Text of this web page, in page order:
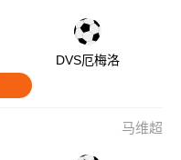
DVS厄梅洛
马维超